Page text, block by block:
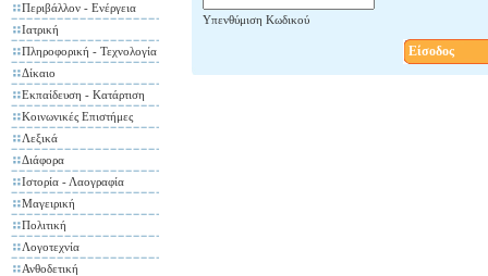
Περιβάλλον - Ενέργεια
Ιατρική
Πληροφορική - Τεχνολογία
Δίκαιο
Εκπαίδευση - Κατάρτιση
Κοινωνικές Επιστήμες
Λεξικά
Διάφορα
Ιστορία - Λαογραφία
Μαγειρική
Πολιτική
Λογοτεχνία
Ανθοδετική
Υπενθύμιση Κωδικού
Είσοδος